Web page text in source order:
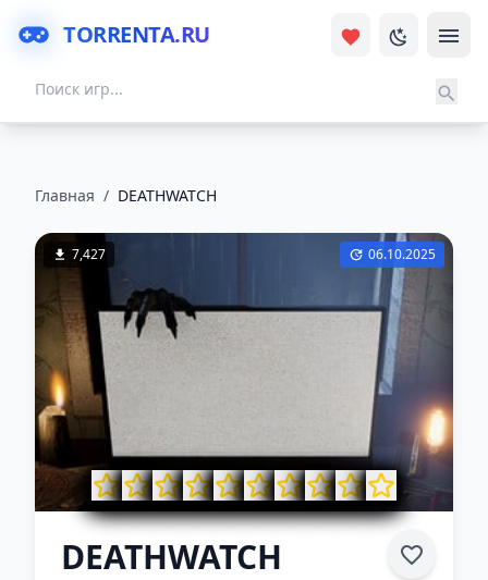
TORRENTA.RU
Главная / DEATHWATCH
7,427 06.10.2025
DEATHWATCH